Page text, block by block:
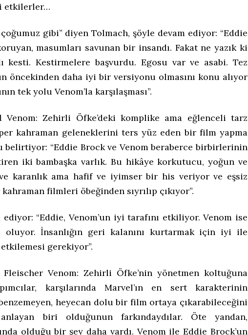
etkilerler…
gibi” diyen Tolmach, şöyle devam ediyor: “Eddie
masumları savunan bir insandı. Fakat ne yazık ki
kesti. Kestirmelere başvurdu. Egosu var ve asabi. Tez
öncekinden daha iyi bir versiyonu olmasını konu alıyor
tek yolu Venom’la karşılaşması”.
Venom: Zehirli Öfke’deki komplike ama eğlenceli tarz
kahraman geleneklerini ters yüz eden bir film yapma
belirtiyor: “Eddie Brock ve Venom beraberce birbirlerinin
iki bambaşka varlık. Bu hikâye korkutucu, yoğun ve
karanlık ama hafif ve iyimser bir his veriyor ve eşsiz
filmleri öbeğinden sıyrılıp çıkıyor”.
“Eddie, Venom’un iyi tarafını etkiliyor. Venom ise
oluyor. İnsanlığın geri kalanını kurtarmak için iyi ile
gerekiyor”.
Fleischer Venom: Zehirli Öfke’nin yönetmen koltuğuna
karşılarında Marvel’ın en sert karakterinin
heyecan dolu bir film ortaya çıkarabileceğini
biri olduğunun farkındaydılar. Öte yandan,
olduğu bir şey daha vardı. Venom ile Eddie Brock’un